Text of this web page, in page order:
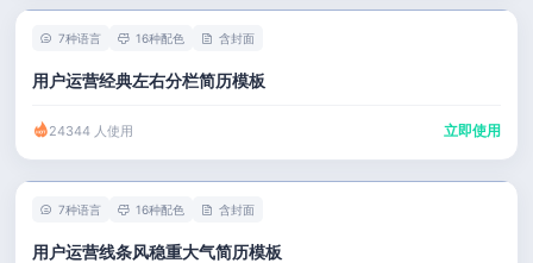
7种语言 16种配色 含封面
用户运营经典左右分栏简历模板
24344 人使用 立即使用
7种语言 16种配色 含封面
用户运营线条风稳重大气简历模板